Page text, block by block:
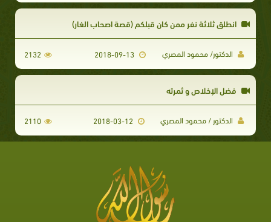
انطلق ثلاثة نفر ممن كان قبلكم (قصة اصحاب الغار)
الدكتور/ محمود المصري 2132
فضل الإخلاص و ثمرته
الدكتور / محمود المصري 2110